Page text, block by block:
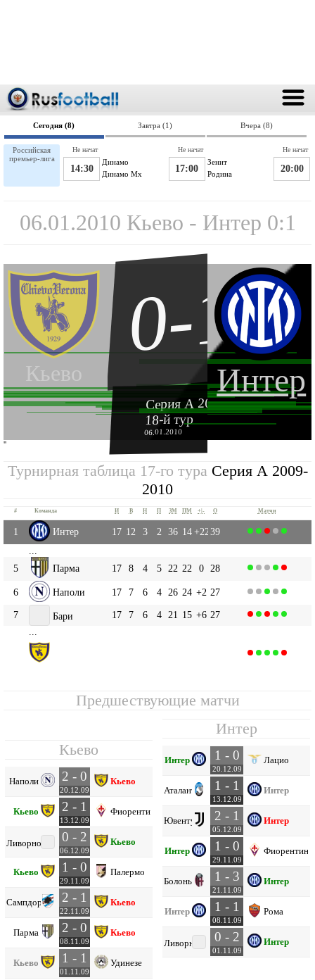
Сегодня (8) Завтра (1) Вчера (8)
Российская
премьер-лига
Динамо
14:30 Динамо Мх
Не начат
Зенит
17:00 Родина
Не начат
20:00
Не начат
06.01.2010 Кьево - Интер 0:1
Кьево Интер
0-1
Серия А 2009-2010
18-й тур
06.01.2010
''
Турнирная таблица 17-го тура Серия А 2009-
2010
# Команда И В Н П ЗМ ПМ +|- О Матчи
1 Интер 17 12 3 2 36 14+2239
5
Парма 17 8 4 5 22 22 0 28
6 Наполи 17 7 6 4 26 24 +2 27
7
Бари 17 7 6 4 21 15 +6 27
Предшествующие матчи
Кьево
Наполи 2 - 0
20.12.09
Кьево
Кьево 2 - 1
13.12.09
Фиорентина
Ливорно 0 - 2
06.12.09
Кьево
Кьево 1 - 0
29.11.09
Палермо
Сампдория 2 - 1
22.11.09
Кьево
Парма 2 - 0
08.11.09
Кьево
Кьево 1 - 1
01.11.09
Удинезе
Интер
Интер 1 - 0
20.12.09
Лацио
Аталанта 1 - 1
13.12.09
Интер
Ювентус 2 - 1
05.12.09
Интер
Интер 1 - 0
29.11.09
Фиорентина
Болонья 1 - 3
21.11.09
Интер
Интер 1 - 1
08.11.09
Рома
Ливорно 0 - 2
01.11.09
Интер